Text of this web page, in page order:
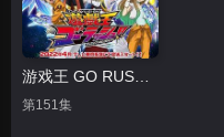
游戏王 GO RUSH！！
第151集